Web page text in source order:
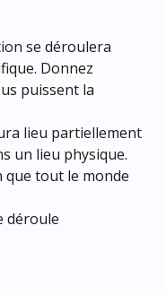
se déroulera
Donnez
puissent la
lieu partiellement
un lieu physique.
que tout le monde
déroule